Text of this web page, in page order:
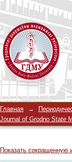
болезни
Главная →
Journal of Grodno State
Показать